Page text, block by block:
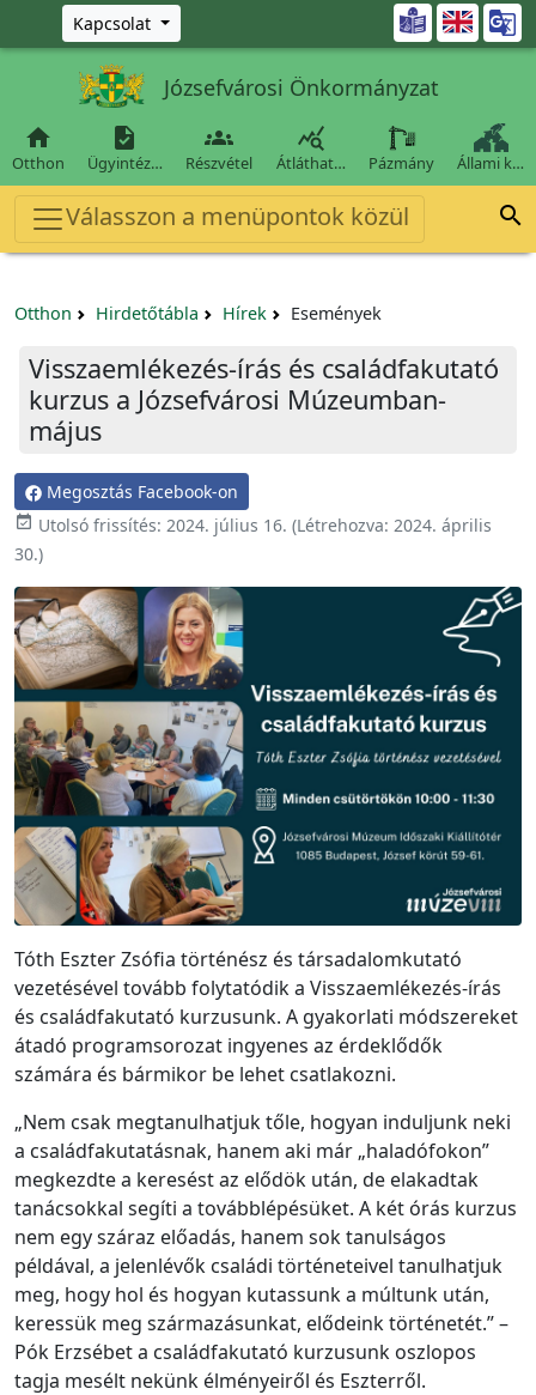
Ugrás a fő tartalomra
Kapcsolat 
Józsefvárosi Önkormányzat

Otthon

Ügyintéz…

Részvétel

Átláthat… Pázmány Állami k…
Válasszon a menüpontok közül 
Otthon Hirdetőtábla Hírek Események
Visszaemlékezés-írás és családfakutató
kurzus a Józsefvárosi Múzeumban-
május
Megosztás Facebook-on
 Utolsó frissítés: 2024. július 16. (Létrehozva: 2024. április
30.)
Tóth Eszter Zsófia történész és társadalomkutató
vezetésével tovább folytatódik a Visszaemlékezés-írás
és családfakutató kurzusunk. A gyakorlati módszereket
átadó programsorozat ingyenes az érdeklődők
számára és bármikor be lehet csatlakozni.
„Nem csak megtanulhatjuk tőle, hogyan induljunk neki
a családfakutatásnak, hanem aki már „haladófokon”
megkezdte a keresést az elődök után, de elakadtak
tanácsokkal segíti a továbblépésüket. A két órás kurzus
nem egy száraz előadás, hanem sok tanulságos
példával, a jelenlévők családi történeteivel tanulhatjuk
meg, hogy hol és hogyan kutassunk a múltunk után,
keressük meg származásunkat, elődeink történetét.” –
Pók Erzsébet a családfakutató kurzusunk oszlopos
tagja mesélt nekünk élményeiről és Eszterről.